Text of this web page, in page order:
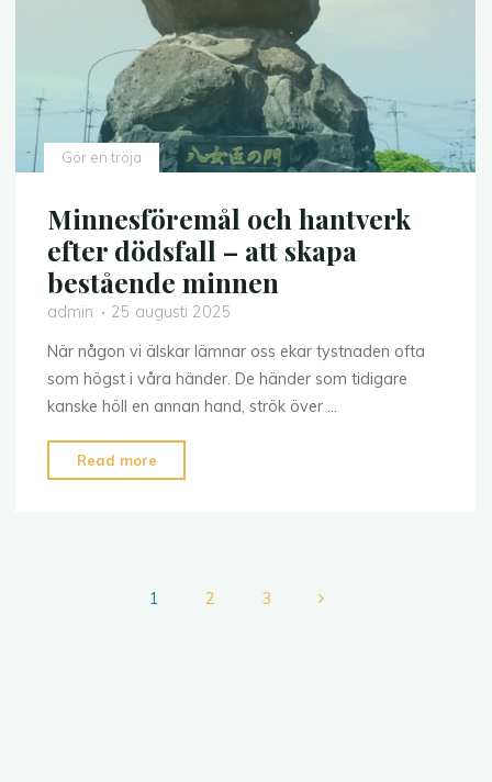
bör
tänka
på
vid
ekonomiska
Gör en tröja
Minnesföremål och hantverk
efter dödsfall – att skapa
bestående minnen
admin
25 augusti 2025
När någon vi älskar lämnar oss ekar tystnaden ofta
som högst i våra händer. De händer som tidigare
kanske höll en annan hand, strök över …
Read more
och
1 2 3